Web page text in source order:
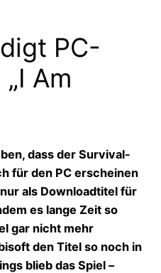
PC-
Am
dass der Survival-
für den PC erscheinen
als Downloadtitel für
es lange Zeit so
gar nicht mehr
den Titel so noch in
blieb das Spiel –